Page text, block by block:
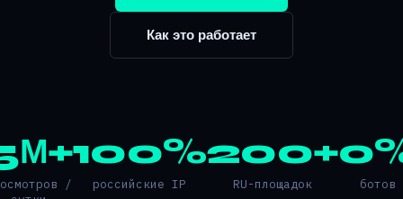
Как это работает
/
100%
российские IP
200+
RU-площадок ботов